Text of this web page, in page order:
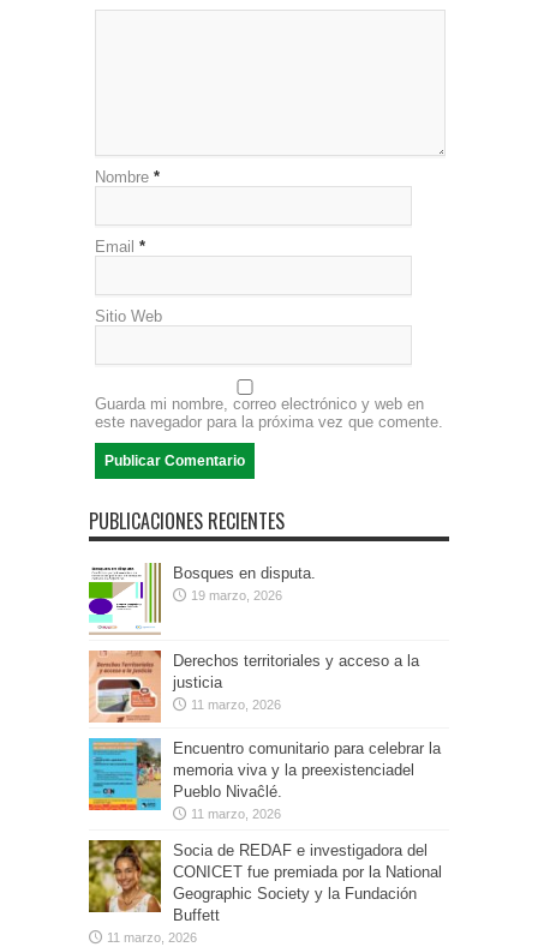
Nombre *
Email *
Sitio Web
Guarda mi nombre, correo electrónico y web en
este navegador para la próxima vez que comente.
PUBLICACIONES RECIENTES
Bosques en disputa.
19 marzo, 2026
Derechos territoriales y acceso a la
justicia
11 marzo, 2026
Encuentro comunitario para celebrar la
memoria viva y la preexistenciadel
Pueblo Nivaĉlé.
11 marzo, 2026
Socia de REDAF e investigadora del
CONICET fue premiada por la National
Geographic Society y la Fundación
Buffett
11 marzo, 2026